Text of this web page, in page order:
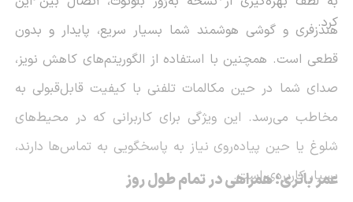
کرد.
هندزفری و گوشی هوشمند شما بسیار سریع، پایدار و بدون
قطعی است. همچنین با استفاده از الگوریتم‌های کاهش نویز،
صدای شما در حین مکالمات تلفنی با کیفیت قابل‌قبولی به
مخاطب می‌رسد. این ویژگی برای کاربرانی که در محیط‌های
شلوغ یا حین پیاده‌روی نیاز به پاسخگویی به تماس‌ها دارند،
بسیار کاربردی است.
عمر باتری؛ همراهی در تمام طول روز